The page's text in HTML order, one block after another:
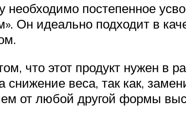
постепенное
Он идеально подходит в
что этот продукт нужен в
веса, так как,
от любой другой формы